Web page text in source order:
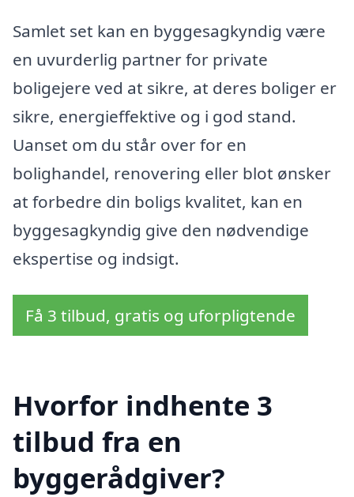
Samlet set kan en byggesagkyndig være
en uvurderlig partner for private
boligejere ved at sikre, at deres boliger er
sikre, energieffektive og i god stand.
Uanset om du står over for en
bolighandel, renovering eller blot ønsker
at forbedre din boligs kvalitet, kan en
byggesagkyndig give den nødvendige
ekspertise og indsigt.
Få 3 tilbud, gratis og uforpligtende
Hvorfor indhente 3
tilbud fra en
byggerådgiver?